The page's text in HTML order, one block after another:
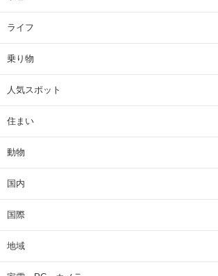
ライフ
乗り物
人気スポット
住まい
動物
国内
国際
地域